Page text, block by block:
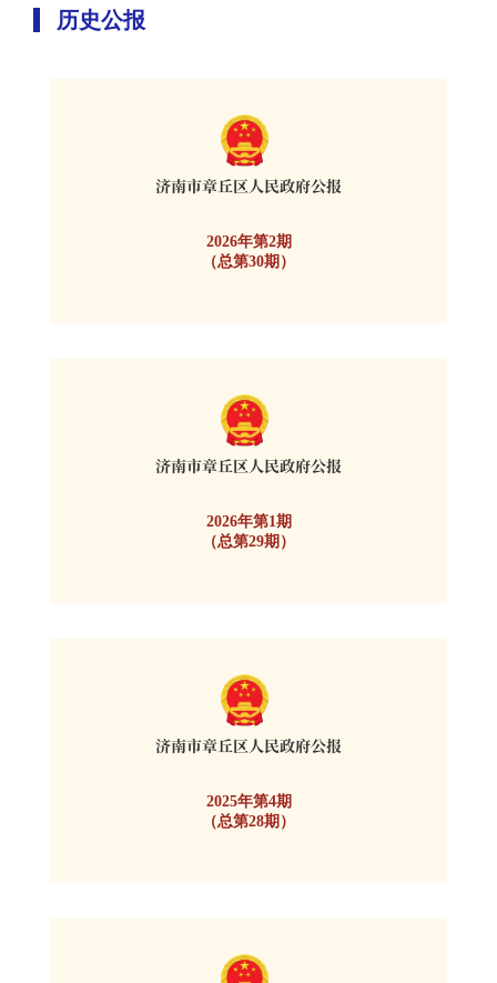
历史公报
2026年第2期
（总第30期）
2026年第1期
（总第29期）
2025年第4期
（总第28期）